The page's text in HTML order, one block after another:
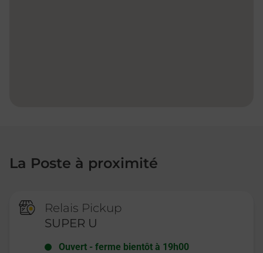
La Poste à proximité
Relais Pickup
SUPER U
Ouvert -ferme bientôt à 19h00